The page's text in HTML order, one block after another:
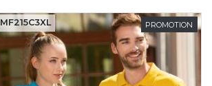
PROMOTION
MF215C3XL